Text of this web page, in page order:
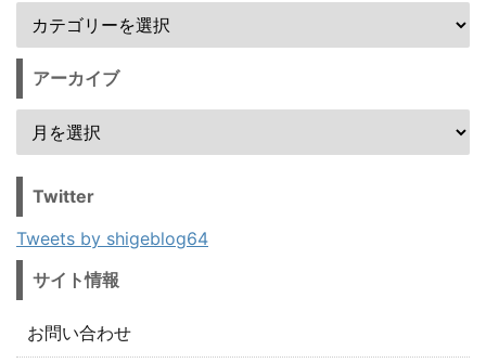
アーカイブ
Twitter
Tweets by shigeblog64
サイト情報
お問い合わせ